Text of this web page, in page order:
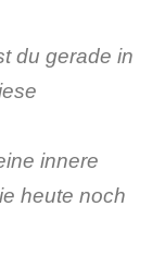
du gerade in
innere
heute noch